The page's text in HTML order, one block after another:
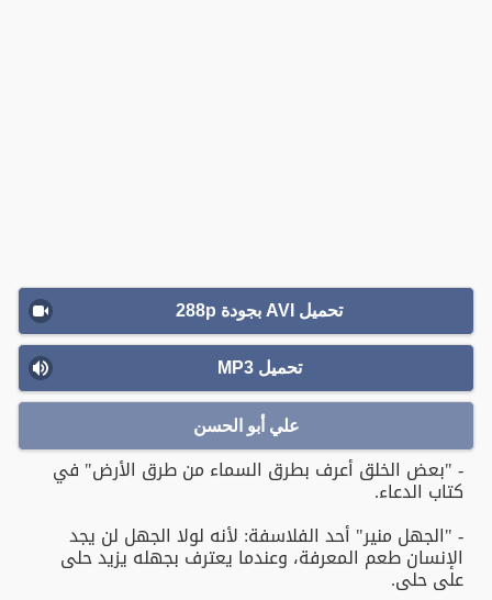
تحميل AVI بجودة 288p
تحميل MP3
علي أبو الحسن
- "بعض الخلق أعرف بطرق السماء من طرق الأرض" في
كتاب الدعاء.
- "الجهل منير" أحد الفلاسفة: لأنه لولا الجهل لن يجد
الإنسان طعم المعرفة، وعندما يعترف بجهله يزيد حلى
على حلى.